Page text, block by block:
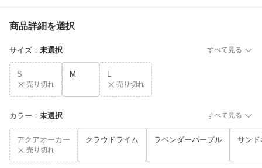
商品詳細を選択
サイズ ： 未選択 すべて見る
S
売り切れ
M L
売り切れ
カラー ： 未選択 すべて見る
アクアオーカー
売り切れ
クラウドライム ラベンダーパープル サンド